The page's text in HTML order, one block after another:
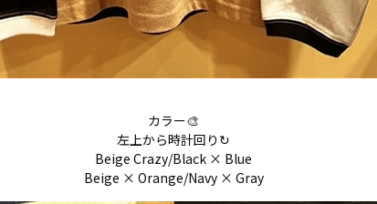
カラー🎨
左上から時計回り↻
Beige Crazy/Black × Blue
Beige × Orange/Navy × Gray